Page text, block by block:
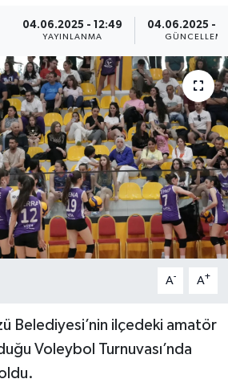
04.06.2025 - 12:49
YAYINLANMA
04.06.2025 -
A- A+
Belediyesi’nin ilçedeki amatör
Voleybol Turnuvası’nda